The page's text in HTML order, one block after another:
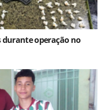
durante operação no